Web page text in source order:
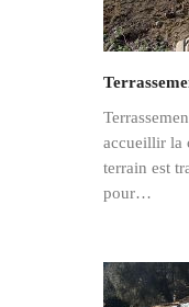
accueillir la
terrain est
pour…